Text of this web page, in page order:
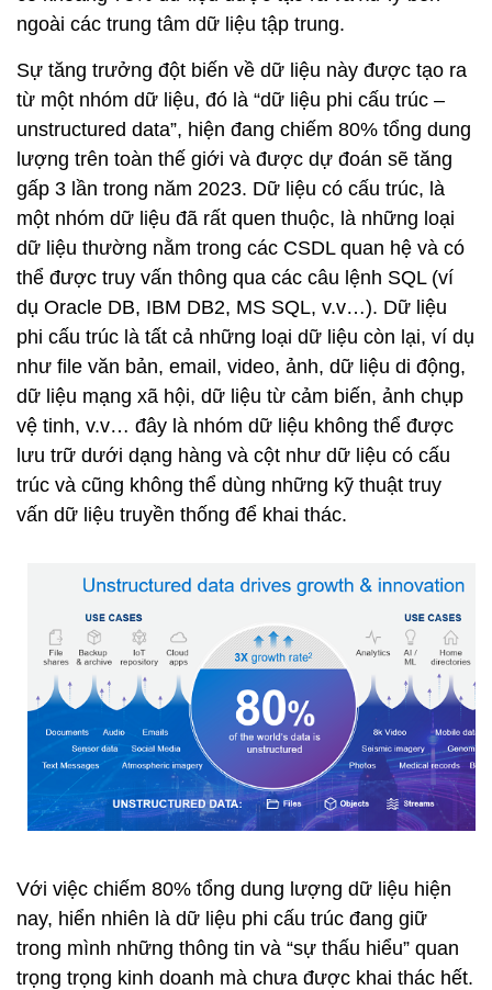
ngoài các trung tâm dữ liệu tập trung.
Sự tăng trưởng đột biến về dữ liệu này được tạo ra
từ một nhóm dữ liệu, đó là “dữ liệu phi cấu trúc –
unstructured data”, hiện đang chiếm 80% tổng dung
lượng trên toàn thế giới và được dự đoán sẽ tăng
gấp 3 lần trong năm 2023. Dữ liệu có cấu trúc, là
một nhóm dữ liệu đã rất quen thuộc, là những loại
dữ liệu thường nằm trong các CSDL quan hệ và có
thể được truy vấn thông qua các câu lệnh SQL (ví
dụ Oracle DB, IBM DB2, MS SQL, v.v…). Dữ liệu
phi cấu trúc là tất cả những loại dữ liệu còn lại, ví dụ
như file văn bản, email, video, ảnh, dữ liệu di động,
dữ liệu mạng xã hội, dữ liệu từ cảm biến, ảnh chụp
vệ tinh, v.v… đây là nhóm dữ liệu không thể được
lưu trữ dưới dạng hàng và cột như dữ liệu có cấu
trúc và cũng không thể dùng những kỹ thuật truy
vấn dữ liệu truyền thống để khai thác.
Với việc chiếm 80% tổng dung lượng dữ liệu hiện
nay, hiển nhiên là dữ liệu phi cấu trúc đang giữ
trong mình những thông tin và “sự thấu hiểu” quan
trọng trọng kinh doanh mà chưa được khai thác hết.